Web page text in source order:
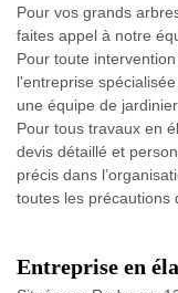
Pour vos grands
faites appel à notre
Pour toute
l'entreprise
une équipe de
Pour tous travaux en
devis détaillé et
précis dans
toutes les précautions
Entreprise en